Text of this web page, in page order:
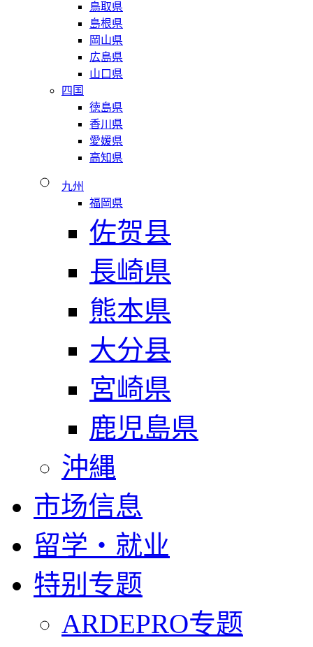
鳥取県
島根県
岡山県
広島県
山口県
四国
徳島県
香川県
愛媛県
高知県
九州
福岡県
佐贺县
長崎県
熊本県
大分县
宮崎県
鹿児島県
沖縄
市场信息
留学・就业
特别专题
ARDEPRO专题